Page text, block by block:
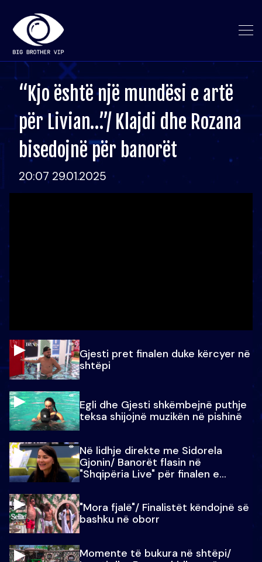
“Kjo është një mundësi e artë
për Livian…”/ Klajdi dhe Rozana
bisedojnë për banorët
20:07 29.01.2025
Gjesti pret finalen duke kërcyer në
shtëpi
Egli dhe Gjesti shkëmbejnë puthje
teksa shijojnë muzikën në pishinë
Në lidhje direkte me Sidorela
Gjonin/ Banorët flasin në
"Shqipëria Live" për finalen e
"Mora fjalë"/ Finalistët këndojnë së
bashku në oborr
Momente të bukura në shtëpi/